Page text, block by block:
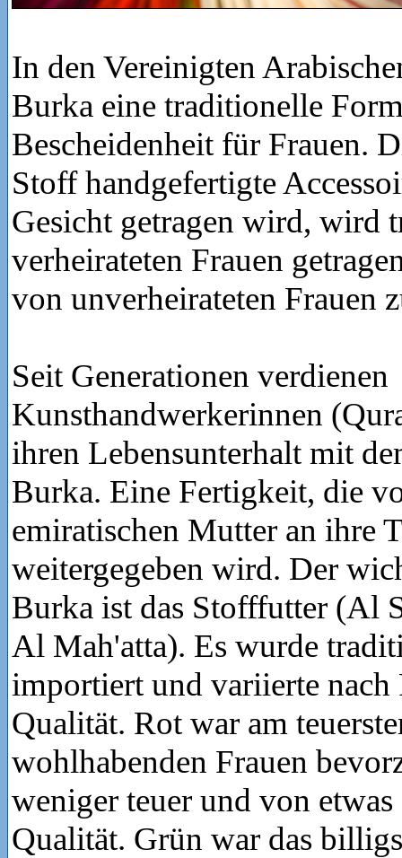
In den Vereinigten
Burka eine traditionelle
Bescheidenheit für Frauen.
Stoff handgefertigte
Gesicht getragen wird, wird
verheirateten Frauen
von unverheirateten Frauen
Seit Generationen verdienen
Kunsthandwerkerinnen
ihren Lebensunterhalt mit
Burka. Eine Fertigkeit, die
emiratischen Mutter an ihre
weitergegeben wird. Der
Burka ist das Stofffutter (Al
Al Mah'atta). Es wurde
importiert und variierte nach
Qualität. Rot war am
wohlhabenden Frauen
weniger teuer und von
Qualität. Grün war das